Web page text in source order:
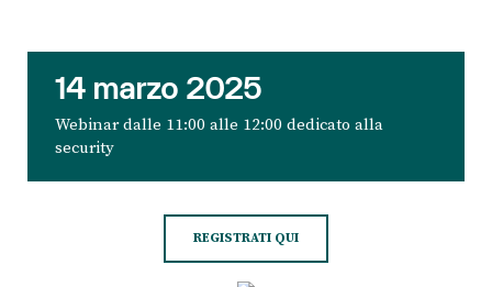
14 marzo 2025
Webinar dalle 11:00 alle 12:00 dedicato alla
security
REGISTRATI QUI